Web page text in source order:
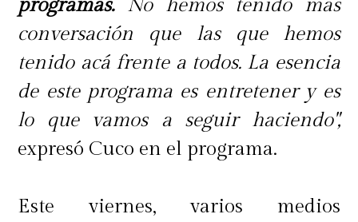
programas.No hemos tenido más
conversación que las que hemos
tenido acá frente a todos. La esencia
de este programa es entretener y es
lo que vamos a seguir haciendo",
expresó Cuco en el programa.
Este viernes, varios medios